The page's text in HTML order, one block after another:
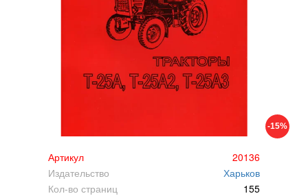
-15%
Артикул
20136
Издательство
Харьков
Кол-во страниц
155